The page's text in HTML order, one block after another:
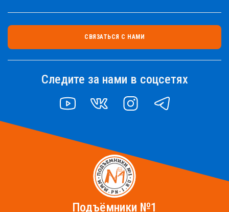
СВЯЗАТЬСЯ С НАМИ
Следите за нами в соцсетях
YOUTUBE VK INSTAGRAMTELEGRAM
Подъёмники №1